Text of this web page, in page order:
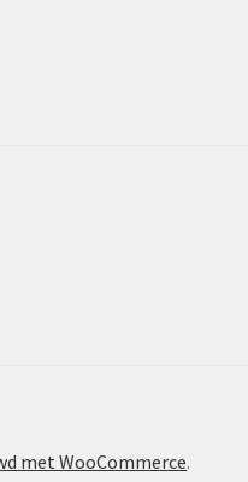
met WooCommerce.